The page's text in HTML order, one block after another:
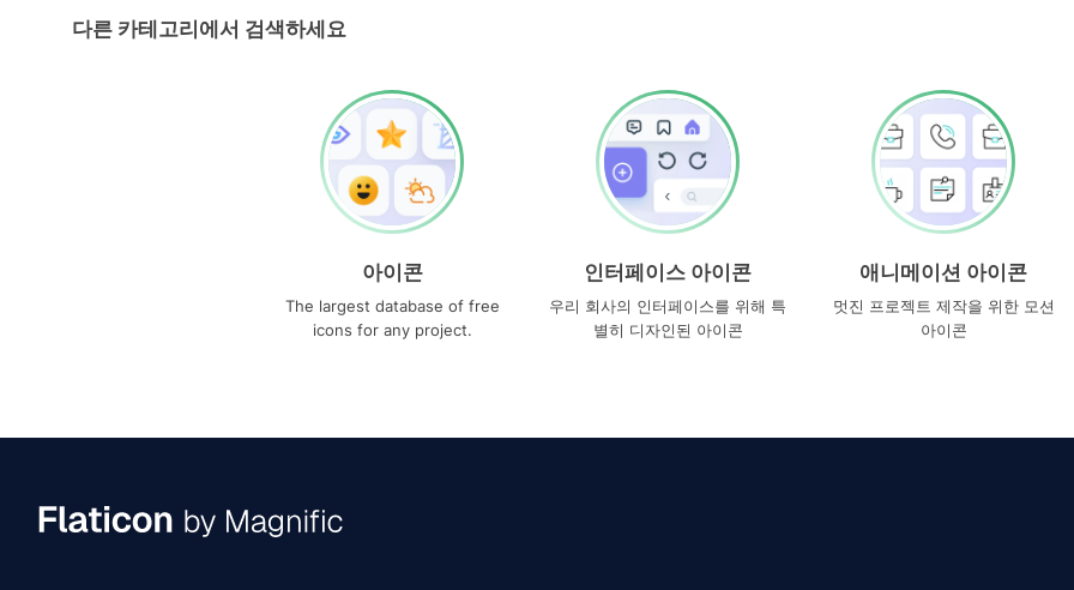
다른 카테고리에서 검색하세요
아이콘
The largest database of free
icons for any project.
인터페이스 아이콘
우리 회사의 인터페이스를 위해 특
별히 디자인된 아이콘
애니메이션 아이콘
멋진 프로젝트 제작을 위한 모션
아이콘